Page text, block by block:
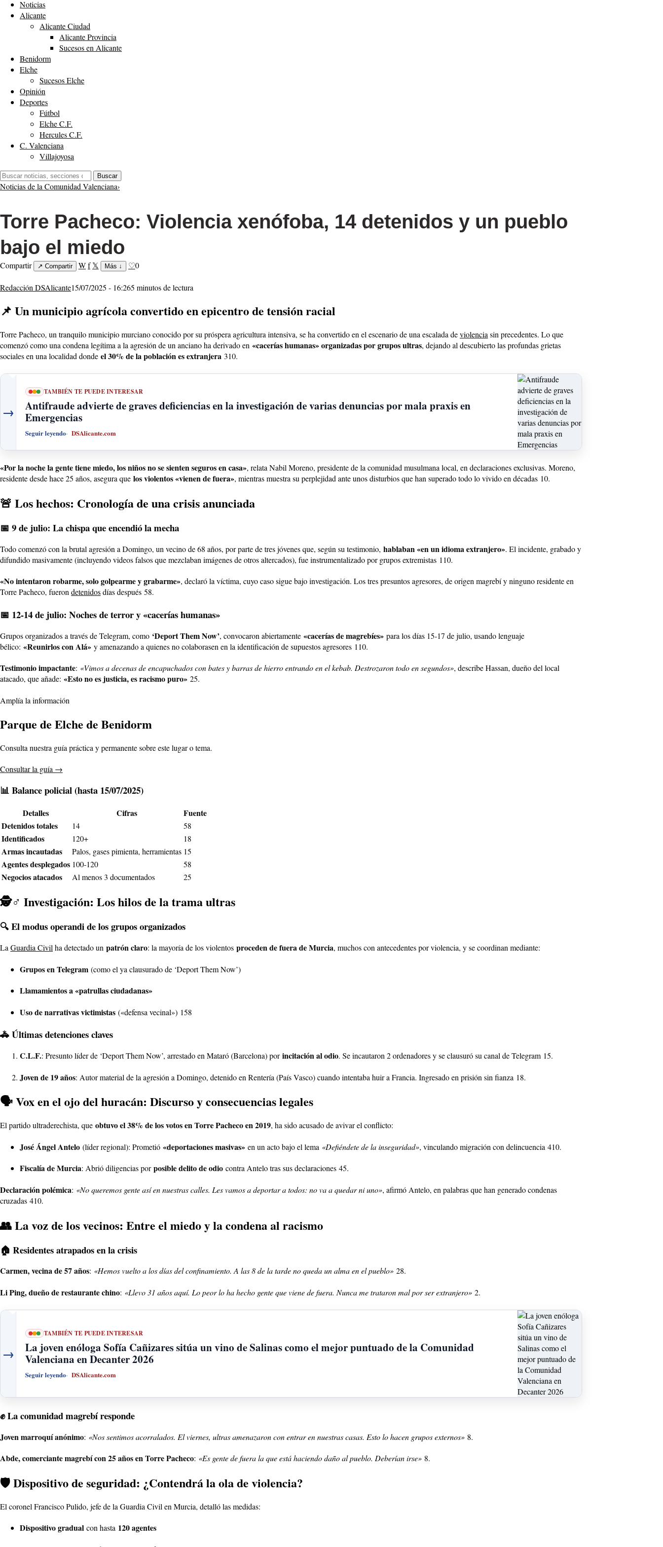
Noticias
Alicante
Alicante Ciudad
Alicante Provincia
Sucesos en Alicante
Benidorm
Elche
Sucesos Elche
Opinión
Deportes
Fútbol
Elche C.F.
Hercules C.F.
C. Valenciana
Villajoyosa
Buscar:
Buscar
Noticias de la Comunidad Valenciana›
Torre Pacheco: Violencia xenófoba, 14 detenidos y un pueblo
bajo el miedo
Compartir ↗ Compartir Wf 𝕏 Más ↓ ♡0
Redacción DSAlicante15/07/2025 - 16:265 minutos de lectura
📌 Un municipio agrícola convertido en epicentro de tensión racial
Torre Pacheco, un tranquilo municipio murciano conocido por su próspera agricultura intensiva, se ha convertido en el escenario de una escalada deviolenciasin precedentes. Lo que
comenzó como una condena legítima a la agresión de un anciano ha derivado en «cacerías humanas» organizadas por grupos ultras, dejando al descubierto las profundas grietas
sociales en una localidad donde el 30% de la población es extranjera 310.
→
TAMBIÉN TE PUEDE INTERESAR
Antifraude advierte de graves deficiencias en la investigación de varias denuncias por mala praxis en
Emergencias
Seguir leyendo DSAlicante.com
«Por la noche la gente tiene miedo, los niños no se sienten seguros en casa», relata Nabil Moreno, presidente de la comunidad musulmana local, en declaraciones exclusivas. Moreno,
residente desde hace 25 años, asegura que los violentos «vienen de fuera», mientras muestra su perplejidad ante unos disturbios que han superado todo lo vivido en décadas 10.
🚨 Los hechos: Cronología de una crisis anunciada
📅 9 de julio: La chispa que encendió la mecha
Todo comenzó con la brutal agresión a Domingo, un vecino de 68 años, por parte de tres jóvenes que, según su testimonio, hablaban «en un idioma extranjero». El incidente, grabado y
difundido masivamente (incluyendo videos falsos que mezclaban imágenes de otros altercados), fue instrumentalizado por grupos extremistas 1 10.
«No intentaron robarme, solo golpearme y grabarme», declaró la víctima, cuyo caso sigue bajo investigación. Los tres presuntos agresores, de origen magrebí y ninguno residente en
Torre Pacheco, fueron detenidosdías después 58.
📅 12-14 de julio: Noches de terror y «cacerías humanas»
Grupos organizados a través de Telegram, como ‘Deport Them Now’, convocaron abiertamente «cacerías de magrebíes» para los días 15-17 de julio, usando lenguaje
bélico: «Reunirlos con Alá» y amenazando a quienes no colaborasen en la identificación de supuestos agresores 1 10.
Testimonio impactante: «Vimos a decenas de encapuchados con bates y barras de hierro entrando en el kebab. Destrozaron todo en segundos», describe Hassan, dueño del local
atacado, que añade: «Esto no es justicia, es racismo puro» 25.
Amplía la información
Parque de Elche de Benidorm
Consulta nuestra guía práctica y permanente sobre este lugar o tema.
Consultar la guía →
📊 Balance policial (hasta 15/07/2025)
Detalles Cifras
Fuente
Detenidos totales
14 58
Identificados 120+ 18
Armas incautadas Palos, gases pimienta, herramientas 15
Agentes desplegados 100-120 58
Negocios atacados Al menos 3 documentados 25
🕵️♂️ Investigación: Los hilos de la trama ultras
🔍 El modus operandi de los grupos organizados
La Guardia Civil ha detectado un patrón claro: la mayoría de los violentos proceden de fuera de Murcia, muchos con antecedentes por violencia, y se coordinan mediante:
Grupos en Telegram (como el ya clausurado de ‘Deport Them Now’)
Llamamientos a «patrullas ciudadanas»
Uso de narrativas victimistas («defensa vecinal») 158
🚓 Últimas detenciones claves
C.L.F.: Presunto líder de ‘Deport Them Now’, arrestado en Mataró (Barcelona) porincitación al odio. Se incautaron 2 ordenadores y se clausuró su canal de Telegram 15.
Joven de 19 años: Autor material de la agresión a Domingo, detenido en Rentería (País Vasco) cuando intentaba huir a Francia. Ingresado en prisión sin fianza 18.
🗣️ Vox en el ojo del huracán: Discurso y consecuencias legales
El partido ultraderechista, que obtuvo el 38% de los votos en Torre Pacheco en 2019, ha sido acusado de avivar el conflicto:
José Ángel Antelo (líder regional): Prometió «deportaciones masivas» en un acto bajo el lema «Defiéndete de la inseguridad», vinculando migración con delincuencia 410.
Fiscalía de Murcia: Abrió diligencias porposible delito de odio contra Antelo tras sus declaraciones 45.
Declaración polémica: «No queremos gente así en nuestras calles. Les vamos a deportar a todos: no va a quedar ni uno», afirmó Antelo, en palabras que han generado condenas
cruzadas 410.
👥 La voz de los vecinos: Entre el miedo y la condena al racismo
🏠 Residentes atrapados en la crisis
Carmen, vecina de 57 años: «Hemos vuelto a los días del confinamiento. A las 8 de la tarde no queda un alma en el pueblo» 28.
Li Ping, dueño de restaurante chino: «Llevo 31 años aquí. Lo peor lo ha hecho gente que viene de fuera. Nunca me trataron mal por ser extranjero» 2.
→
TAMBIÉN TE PUEDE INTERESAR
La joven enóloga Sofía Cañizares sitúa un vino de Salinas como el mejor puntuado de la Comunidad
Valenciana en Decanter 2026
Seguir leyendo DSAlicante.com
✊ La comunidad magrebí responde
Joven marroquí anónimo: «Nos sentimos acorralados. El viernes, ultras amenazaron con entrar en nuestras casas. Esto lo hacen grupos externos» 8.
Abde, comerciante magrebí con 25 años en Torre Pacheco: «Es gente de fuera la que está haciendo daño al pueblo. Deberían irse» 8.
🛡️ Dispositivo de seguridad: ¿Contendrá la ola de violencia?
El coronel Francisco Pulido, jefe de la Guardia Civil en Murcia, detalló las medidas:
Dispositivo gradual con hasta 120 agentes